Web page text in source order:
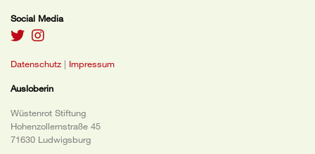
Social Media
Datenschutz | Impressum
Ausloberin
Wüstenrot Stiftung
Hohenzollernstraße 45
71630 Ludwigsburg